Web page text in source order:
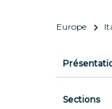
Europe
Sections